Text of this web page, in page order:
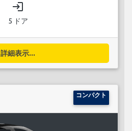
login
5 ドア
詳細表示...
コンパクト